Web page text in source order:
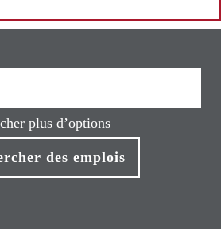
plus d’options